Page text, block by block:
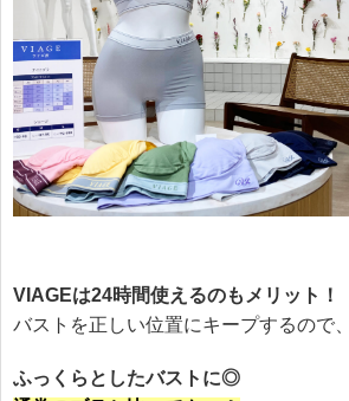
VIAGEは24時間使えるのもメリット！
バストを正しい位置にキープするので、
ふっくらとしたバストに◎